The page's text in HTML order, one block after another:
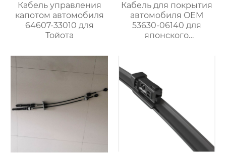
Кабель управления
капотом автомобиля
64607-33010 для
Тойота
Кабель для покрытия
автомобиля OEM
53630-06140 для
японского